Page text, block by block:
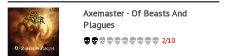
Axemaster - Of Beasts And
Plagues
2/10